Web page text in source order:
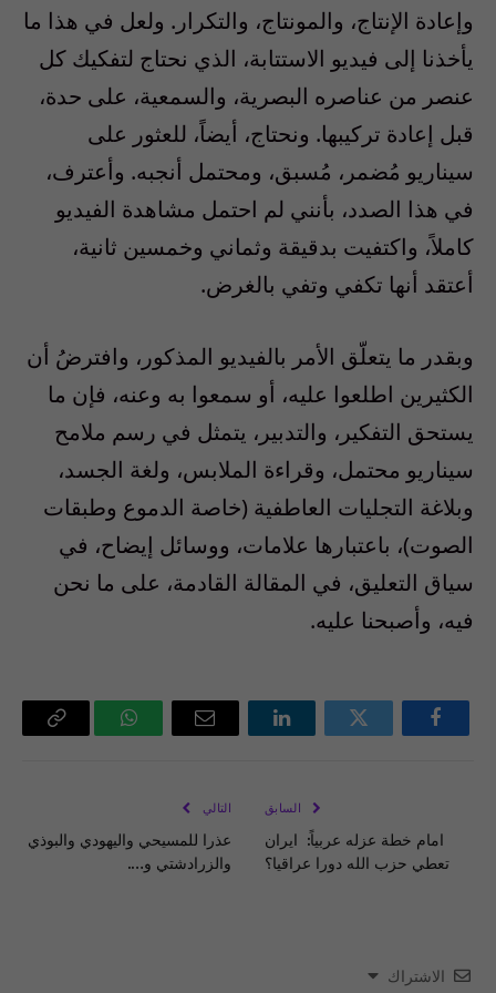
وإعادة الإنتاج، والمونتاج، والتكرار. ولعل في هذا ما
يأخذنا إلى فيديو الاستتابة، الذي نحتاج لتفكيك كل
عنصر من عناصره البصرية، والسمعية، على حدة،
قبل إعادة تركيبها. ونحتاج، أيضاً، للعثور على
سيناريو مُضمر، مُسبق، ومحتمل أنجبه. وأعترف،
في هذا الصدد، بأنني لم احتمل مشاهدة الفيديو
كاملاً، واكتفيت بدقيقة وثماني وخمسين ثانية،
أعتقد أنها تكفي وتفي بالغرض.
وبقدر ما يتعلّق الأمر بالفيديو المذكور، وافترضُ أن
الكثيرين اطلعوا عليه، أو سمعوا به وعنه، فإن ما
يستحق التفكير، والتدبير، يتمثل في رسم ملامح
سيناريو محتمل، وقراءة الملابس، ولغة الجسد،
وبلاغة التجليات العاطفية (خاصة الدموع وطبقات
الصوت)، باعتبارها علامات، ووسائل إيضاح، في
سياق التعليق، في المقالة القادمة، على ما نحن
فيه، وأصبحنا عليه.
فيسبوك تويتر لينكدإن
البريد
واتساب Copy
السابق
امام خطة عزله عربياً: ايران
تعطي حزب الله دورا عراقيا؟
التالي
عذرا للمسيحي واليهودي والبوذي
والزرادشتي و….
الاشتراك